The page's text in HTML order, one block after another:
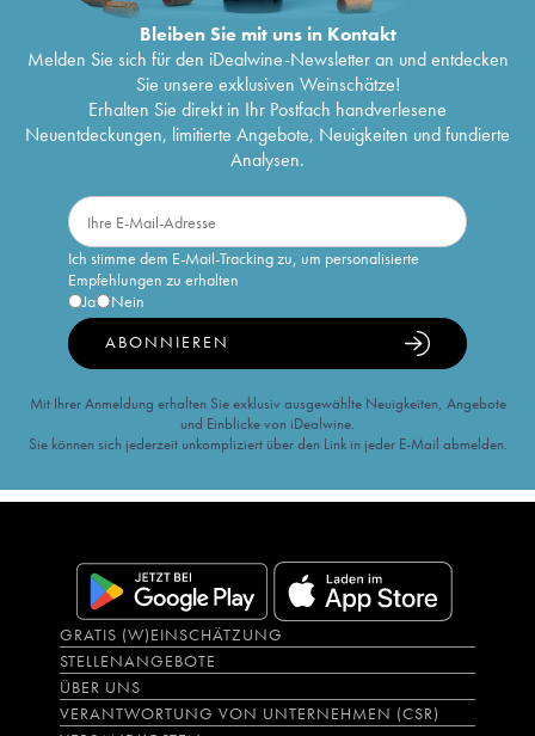
Bleiben Sie mit uns in Kontakt
Melden Sie sich für den iDealwine-Newsletter an und entdecken
Sie unsere exklusiven Weinschätze!
Erhalten Sie direkt in Ihr Postfach handverlesene
Neuentdeckungen, limitierte Angebote, Neuigkeiten und fundierte
Analysen.
Ich stimme dem E-Mail-Tracking zu, um personalisierte
Empfehlungen zu erhalten
Ja
Nein
ABONNIEREN
Mit Ihrer Anmeldung erhalten Sie exklusiv ausgewählte Neuigkeiten, Angebote
und Einblicke von iDealwine.
Sie können sich jederzeit unkompliziert über den Link in jeder E-Mail abmelden.
GRATIS (W)EINSCHÄTZUNG
STELLENANGEBOTE
ÜBER UNS
VERANTWORTUNG VON UNTERNEHMEN (CSR)